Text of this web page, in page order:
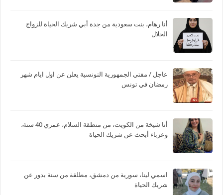
أنا رهام، بنت سعودية من جدة أبي شريك الحياة للزواج
الحلال
عاجل / مفتي الجمهورية التونسية يعلن عن اول ايام شهر
رمضان في تونس
أنا شيخة من الكويت، من منطقة السلام، عمري 40 سنة،
وعزباء أبحث عن شريك الحياة
اسمي لينا، سورية من دمشق، مطلقة من سنة بدور عن
شريك الحياة